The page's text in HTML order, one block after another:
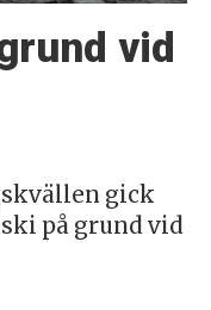
vid
gick
på grund vid